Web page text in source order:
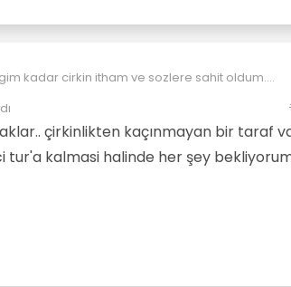
kadar cirkin itham ve sozlere sahit oldum.
çirkinlikten kaçınmayan bir taraf
tur'a kalmasi halinde her şey